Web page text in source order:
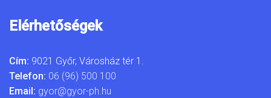
Elérhetőségek
Cím: 9021 Győr, Városház tér 1.
Telefon: 06 (96) 500 100
Email: gyor@gyor-ph.hu